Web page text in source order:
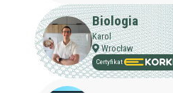
Anuluj Filtruj
Biologia
Karol
Wrocław
Certyfikat